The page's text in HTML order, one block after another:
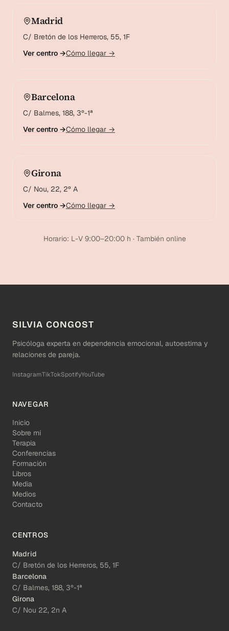
Madrid
C/ Bretón de los Herreros, 55, 1F
Ver centro →Cómo llegar →
Barcelona
C/ Balmes, 188, 3º-1ª
Ver centro →Cómo llegar →
Girona
C/ Nou, 22, 2º A
Ver centro →Cómo llegar →
Horario: L-V 9:00–20:00 h · También online
SILVIA CONGOST
Psicóloga experta en dependencia emocional, autoestima y
relaciones de pareja.
InstagramTikTokSpotifyYouTube
NAVEGAR
Inicio
Sobre mí
Terapia
Conferencias
Formación
Libros
Media
Medios
Contacto
CENTROS
Madrid
C/ Bretón de los Herreros, 55, 1F
Barcelona
C/ Balmes, 188, 3º-1ª
Girona
C/ Nou 22, 2n A